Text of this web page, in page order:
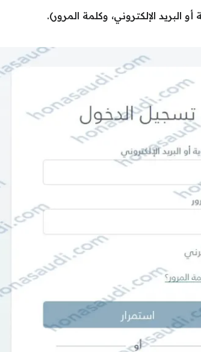
البريد الإلكتروني، وكلمة المرور).